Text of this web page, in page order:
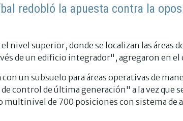
redobló la apuesta contra la
nivel superior, donde se localizan las áreas
de un edificio integrador", agregaron en el
un subsuelo para áreas operativas de
control de última generación" a la vez que
de 700 posiciones con sistema de